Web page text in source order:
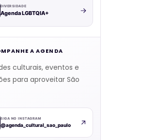
DIVERSIDADE
Agenda LGBTQIA+
A AGENDA
culturais, eventos e
para aproveitar São
SIGA NO INSTAGRAM
@agenda_cultural_sao_paulo